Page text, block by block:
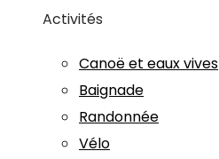
Activités
Canoë et eaux vives
Baignade
Randonnée
Vélo